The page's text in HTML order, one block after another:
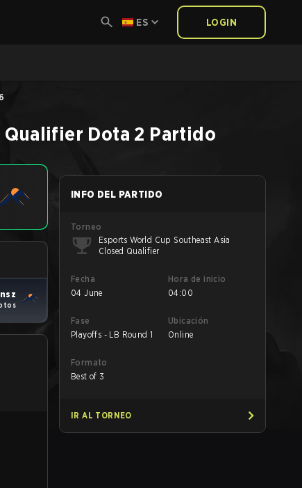
ES LOGIN
Qualifier Dota 2 Partido
INFO DEL PARTIDO
Torneo
Esports World Cup Southeast Asia
Closed Qualifier
Fecha
04 June
Hora de inicio
04:00
Fase
Playoffs - LB Round 1
Ubicación
Online
Formato
Best of 3
IR AL TORNEO